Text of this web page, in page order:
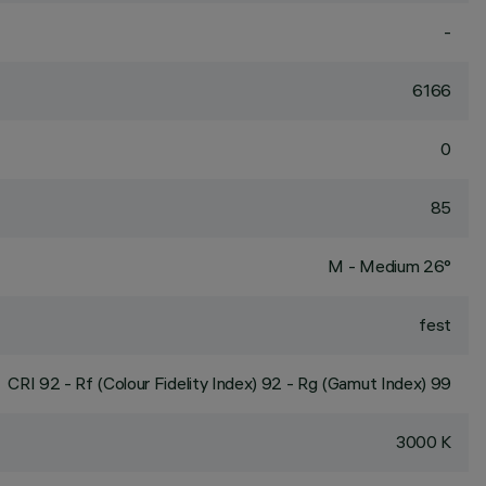
-
6166
0
85
M - Medium 26°
fest
CRI 92 - Rf (Colour Fidelity Index) 92 - Rg (Gamut Index) 99
3000 K